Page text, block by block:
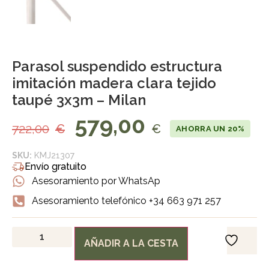
Parasol suspendido estructura
imitación madera clara tejido
taupé 3x3m – Milan
722,00 € 579,00 € AHORRA UN 20%
SKU: KMJ21307
Envío gratuito
Asesoramiento por WhatsAp
Asesoramiento telefónico +34 663 971 257
AÑADIR A LA CESTA